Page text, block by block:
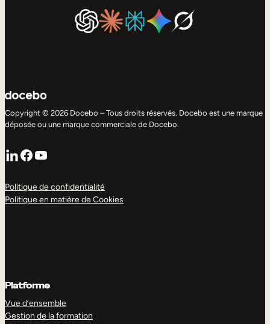
Copyright © 2026 Docebo – Tous droits réservés. Docebo est une marque
déposée ou une marque commerciale de Docebo.
LinkedIn
Facebook
YouTube
Politique de confidentialité
Politique en matière de Cookies
Platforme
Vue d’ensemble
Gestion de la formation